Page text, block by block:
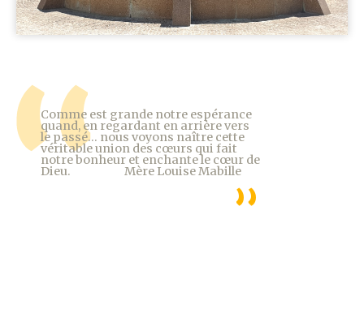
Comme est grande notre espérance
quand, en regardant en arrière vers
le passé... nous voyons naître cette
véritable union des cœurs qui fait
notre bonheur et enchante le cœur de
Dieu. Mère Louise Mabille